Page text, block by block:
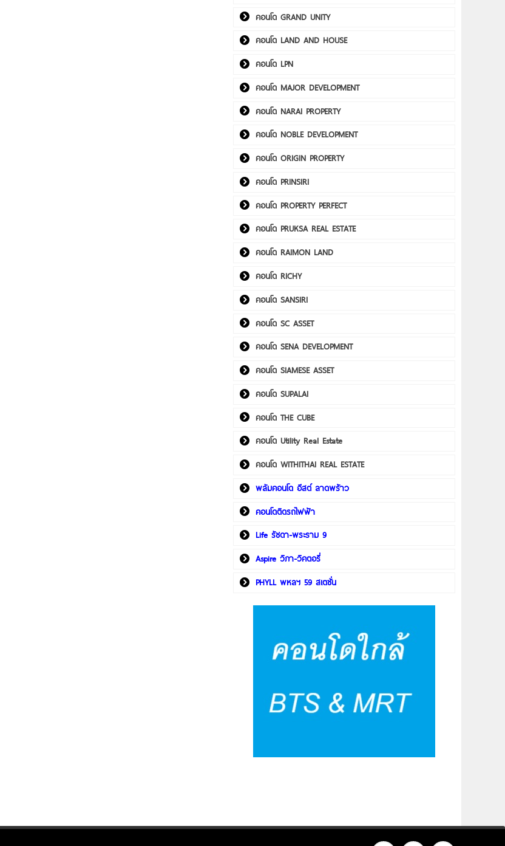
คอนโด GRAND UNITY
คอนโด LAND AND HOUSE
คอนโด LPN
คอนโด MAJOR DEVELOPMENT
คอนโด NARAI PROPERTY
คอนโด NOBLE DEVELOPMENT
คอนโด ORIGIN PROPERTY
คอนโด PRINSIRI
คอนโด PROPERTY PERFECT
คอนโด PRUKSA REAL ESTATE
คอนโด RAIMON LAND
คอนโด RICHY
คอนโด SANSIRI
คอนโด SC ASSET
คอนโด SENA DEVELOPMENT
คอนโด SIAMESE ASSET
คอนโด SUPALAI
คอนโด THE CUBE
คอนโด Utility Real Estate
คอนโด WITHITHAI REAL ESTATE
พลัมคอนโด อีสต์ ลาดพร้าว
คอนโดติดรถไฟฟ้า
Life รัชดา-พระราม 9
Aspire วิภา-วิคตอรี่
PHYLL พหลฯ 59 สเตชั่น